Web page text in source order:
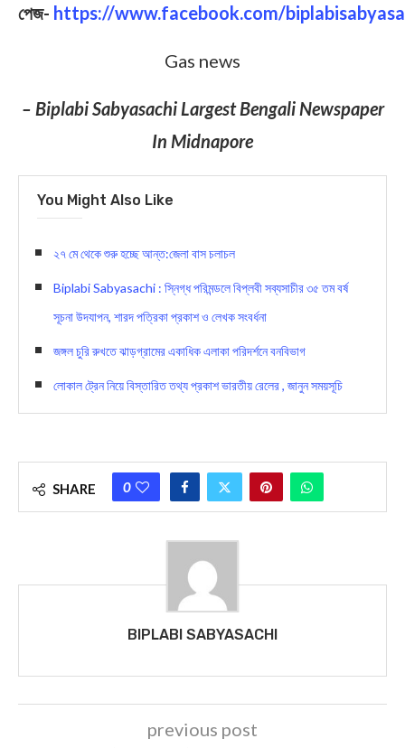
পেজ- https://www.facebook.com/
Gas news
– Biplabi Sabyasachi Largest Bengali Newspaper
In Midnapore
You Might Also Like
২৭ মে থেকে শুরু হচ্ছে আন্ত:জেলা বাস চলাচল
Biplabi Sabyasachi : স্নিগ্ধ পরিমন্ডলে বিপ্লবী সব্যসাচীর ৩৫ তম বর্ষ
সূচনা উদযাপন, শারদ পত্রিকা প্রকাশ ও লেখক সংবর্ধনা
জঙ্গল চুরি রুখতে ঝাড়গ্রামের একাধিক এলাকা পরিদর্শনে বনবিভাগ
লোকাল ট্রেন নিয়ে বিস্তারিত তথ্য প্রকাশ ভারতীয় রেলের , জানুন সময়সূচি
SHARE 0
BIPLABI SABYASACHI
previous post